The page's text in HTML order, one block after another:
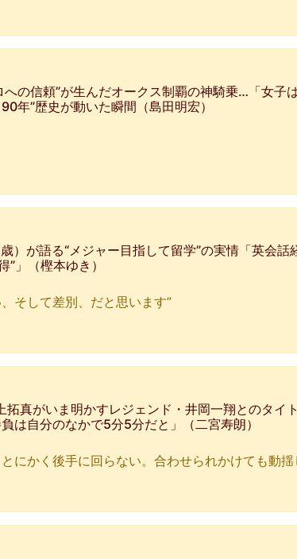
の信頼”が生んだオークス制覇の神騎乗…「女子
年”歴史が動いた瞬間（島田明宏）
）が語る“メジャー目指して留学”の実情「英会話
」（樫本ゆき）
そして差別、だと思います”
拓真がいま明かすレジェンド・井岡一翔とのタイ
は自分のなかで5分5分だと」（二宮寿朗）
にかく後手に回らない。合わせられかけても動揺